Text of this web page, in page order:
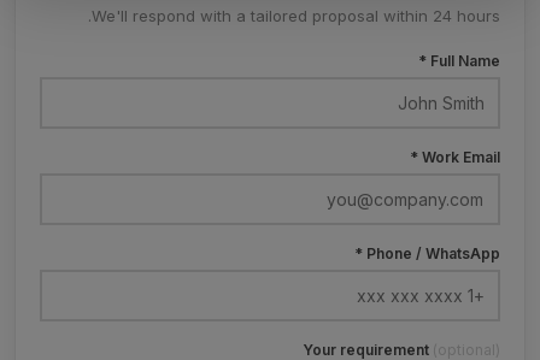
We'll respond with a tailored proposal within 24 hours.
Full Name *
Work Email *
Phone / WhatsApp *
Your requirement (optional)